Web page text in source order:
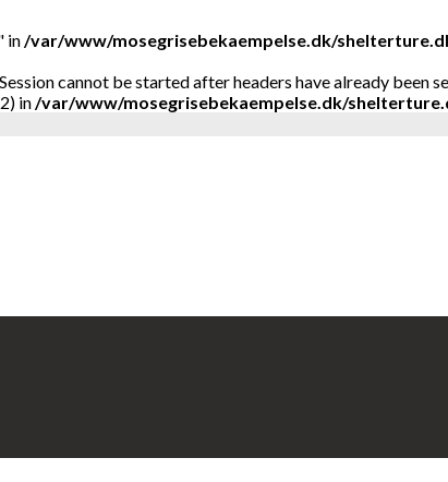
in/var/www/mosegrisebekaempelse.dk/
cannot be started after headers have already
in/var/www/mosegrisebekaempelse.dk/